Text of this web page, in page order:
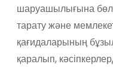
шаруашылығына
тарату және
қағидаларының
қаралып,